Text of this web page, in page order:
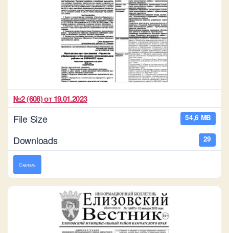
№2 (608) от 19.01.2023
File Size 54,6 MB
Downloads 29
Скачать